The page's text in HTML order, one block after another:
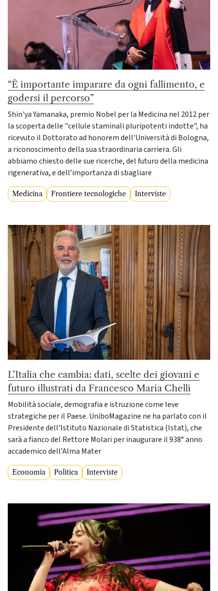
“È importante imparare da ogni fallimento, e
godersi il percorso”
Shin'ya Yamanaka, premio Nobel per la Medicina nel 2012 per
la scoperta delle "cellule staminali pluripotenti indotte", ha
ricevuto il Dottorato ad honorem dell'Università di Bologna,
a riconoscimento della sua straordinaria carriera. Gli
abbiamo chiesto delle sue ricerche, del futuro della medicina
rigenerativa, e dell’importanza di sbagliare
Medicina Frontiere tecnologiche Interviste
L’Italia che cambia: dati, scelte dei giovani e
futuro illustrati da Francesco Maria Chelli
Mobilità sociale, demografia e istruzione come leve
strategiche per il Paese. UniboMagazine ne ha parlato con il
Presidente dell'Istituto Nazionale di Statistica (Istat), che
sarà a fianco del Rettore Molari per inaugurare il 938° anno
accademico dell’Alma Mater
Economia Politica Interviste